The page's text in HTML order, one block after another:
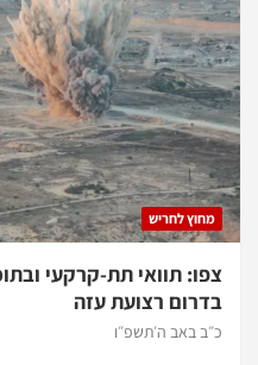
מחוץ לחריש
צפו: תוואי תת-קרקעי
בדרום רצועת עזה
כ״ב באב ה׳תשפ״ו